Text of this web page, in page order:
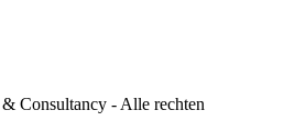
Consultancy - Alle rechten